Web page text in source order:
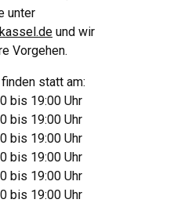
unter
und wir
Vorgehen.
statt am:
bis 19:00 Uhr
bis 19:00 Uhr
bis 19:00 Uhr
bis 19:00 Uhr
bis 19:00 Uhr
bis 19:00 Uhr